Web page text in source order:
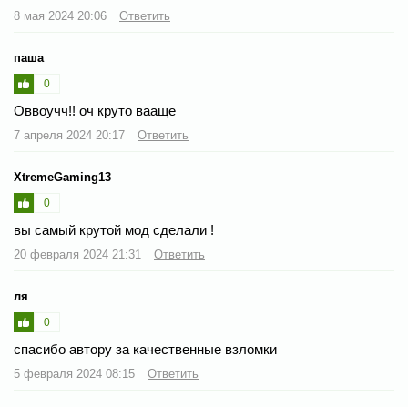
8 мая 2024 20:06 Ответить
паша
0
Оввоучч!! оч круто вааще
7 апреля 2024 20:17 Ответить
XtremeGaming13
0
вы самый крутой мод сделали !
20 февраля 2024 21:31 Ответить
ля
0
спасибо автору за качественные взломки
5 февраля 2024 08:15 Ответить